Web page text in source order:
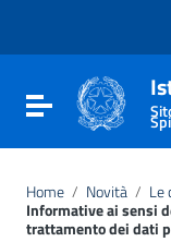
Vai al footer
Attiva / disattiva
Home / Novità / Le
Informative ai sensi
trattamento dei dati